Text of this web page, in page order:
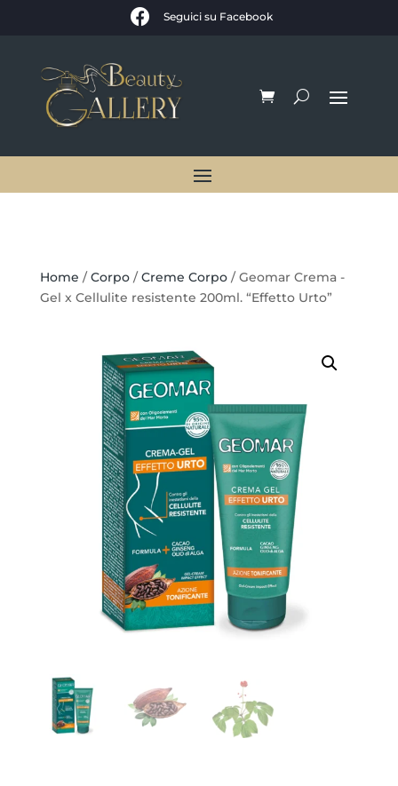
 Seguici su Facebook
Home /Corpo/Creme Corpo/ Geomar Crema -
Gel x Cellulite resistente 200ml. “Effetto Urto”